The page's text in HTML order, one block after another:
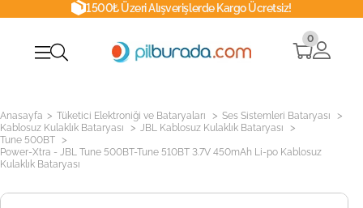
1500₺ Üzeri Alışverişlerde Kargo Ücretsiz!
0
Anasayfa > Tüketici Elektroniği ve Bataryaları > Ses Sistemleri Bataryası >
Kablosuz Kulaklık Bataryası > JBL Kablosuz Kulaklık Bataryası >
Tune 500BT >
Power-Xtra - JBL Tune 500BT-Tune 510BT 3.7V 450mAh Li-po Kablosuz
Kulaklık Bataryası